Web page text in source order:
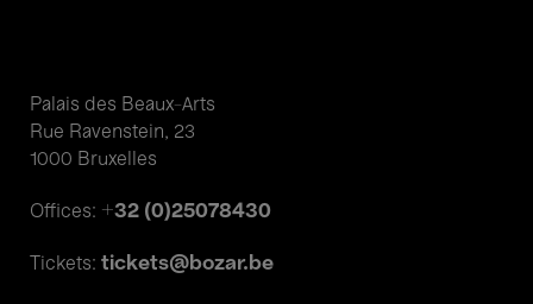
Palais des Beaux-Arts
Rue Ravenstein, 23
1000 Bruxelles
Offices: +32 (0)25078430
Tickets: tickets@bozar.be